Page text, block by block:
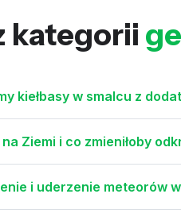
kategorii
kiełbasy w smalcu z
Ziemi i co zmieniłoby
i uderzenie meteorów